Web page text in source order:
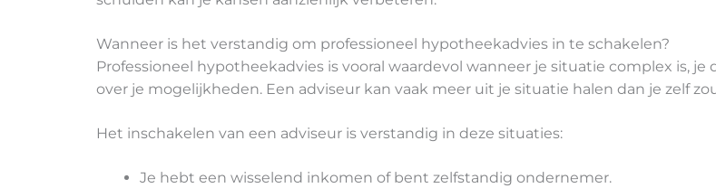
Wanneer is het verstandig om professioneel hypotheekadvies in te schakelen?
Professioneel hypotheekadvies is vooral waardevol wanneer je situatie complex is,
over je mogelijkheden. Een adviseur kan vaak meer uit je situatie halen dan je zelf
Het inschakelen van een adviseur is verstandig in deze situaties:
Je hebt een wisselend inkomen of bent zelfstandig ondernemer.